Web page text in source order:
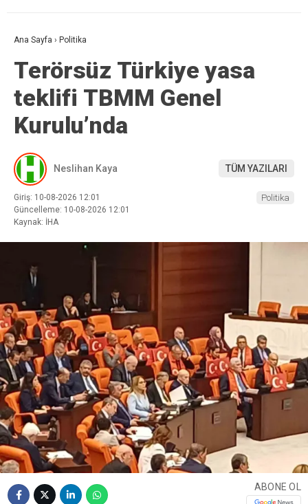
Ana Sayfa › Politika
Terörsüz Türkiye yasa
teklifi TBMM Genel
Kurulu’nda
Neslihan Kaya TÜM YAZILARI
Giriş: 10-08-2026 12:01
Güncelleme: 10-08-2026 12:01
Kaynak: İHA
Politika
ABONE OL